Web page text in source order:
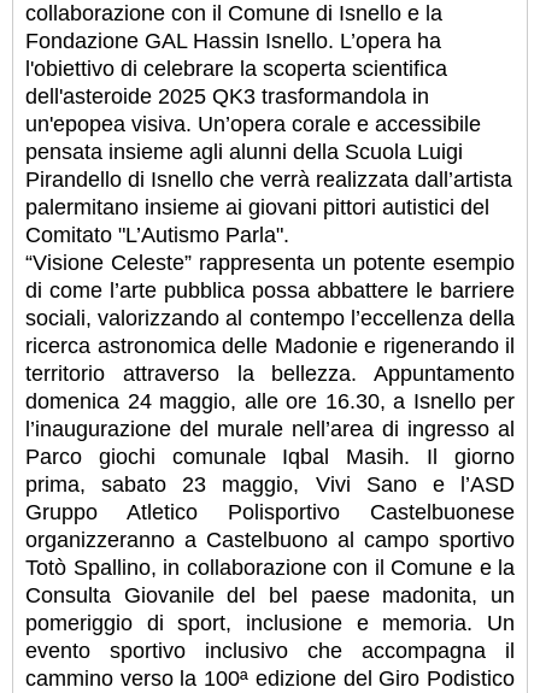
collaborazione con il Comune di Isnello e la
Fondazione GAL Hassin Isnello. L’opera ha
l'obiettivo di celebrare la scoperta scientifica
dell'asteroide 2025 QK3 trasformandola in
un'epopea visiva. Un’opera corale e accessibile
pensata insieme agli alunni della Scuola Luigi
Pirandello di Isnello che verrà realizzata dall’artista
palermitano insieme ai giovani pittori autistici del
Comitato "L’Autismo Parla".
“Visione Celeste” rappresenta un potente esempio
di come l’arte pubblica possa abbattere le barriere
sociali, valorizzando al contempo l’eccellenza della
ricerca astronomica delle Madonie e rigenerando il
territorio attraverso la bellezza. Appuntamento
domenica 24 maggio, alle ore 16.30, a Isnello per
l’inaugurazione del murale nell’area di ingresso al
Parco giochi comunale Iqbal Masih. Il giorno
prima, sabato 23 maggio, Vivi Sano e l’ASD
Gruppo Atletico Polisportivo Castelbuonese
organizzeranno a Castelbuono al campo sportivo
Totò Spallino, in collaborazione con il Comune e la
Consulta Giovanile del bel paese madonita, un
pomeriggio di sport, inclusione e memoria. Un
evento sportivo inclusivo che accompagna il
cammino verso la 100ª edizione del Giro Podistico